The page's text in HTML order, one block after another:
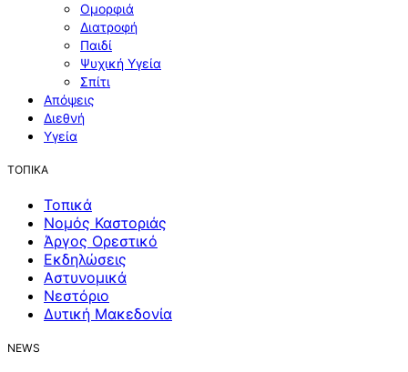
Ομορφιά
Διατροφή
Παιδί
Ψυχική Υγεία
Σπίτι
Απόψεις
Διεθνή
Υγεία
ΤΟΠΙΚΑ
Τοπικά
Νομός Καστοριάς
Άργος Ορεστικό
Εκδηλώσεις
Αστυνομικά
Νεστόριο
Δυτική Μακεδονία
NEWS